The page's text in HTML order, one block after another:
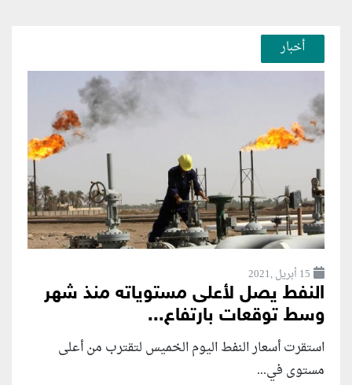
أخبار
15 أبريل ,2021
النفط يصل لأعلى مستوياته منذ شهر
وسط توقعات بارتفاع...
استقرت أسعار النفط اليوم الخميس لتقترب من أعلى
مستوى في...